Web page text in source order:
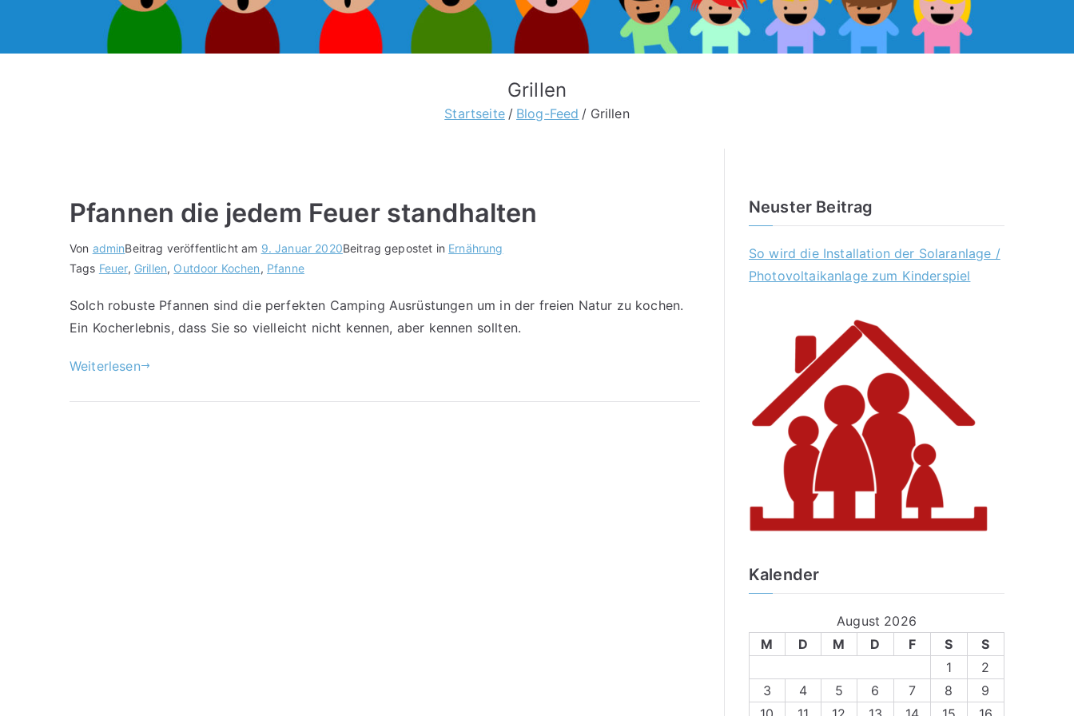
Grillen
Startseite Blog-Feed Grillen
Pfannen die jedem Feuer standhalten
Von adminBeitrag veröffentlicht am 9. Januar 2020Beitrag gepostet in Ernährung
Tags Feuer, Grillen, Outdoor Kochen, Pfanne
Solch robuste Pfannen sind die perfekten Camping Ausrüstungen um in der freien Natur zu kochen.
Ein Kocherlebnis, dass Sie so vielleicht nicht kennen, aber kennen sollten.
Weiterlesen
Neuster Beitrag
So wird die Installation der Solaranlage /
Photovoltaikanlage zum Kinderspiel
Kalender
August 2026
M
D M D F S
S
1
2
3
4 5 6 7 8
9